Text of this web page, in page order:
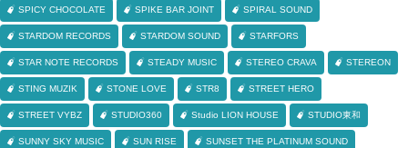
SPICY CHOCOLATE SPIKE BAR JOINT SPIRAL SOUND
STARDOM RECORDS STARDOM SOUND STARFORS
STAR NOTE RECORDS STEADY MUSIC STEREO CRAVA STEREON
STING MUZIK STONE LOVE STR8 STREET HERO
STREET VYBZ STUDIO360 Studio LION HOUSE STUDIO東和
SUNNY SKY MUSIC SUN RISE SUNSET THE PLATINUM SOUND